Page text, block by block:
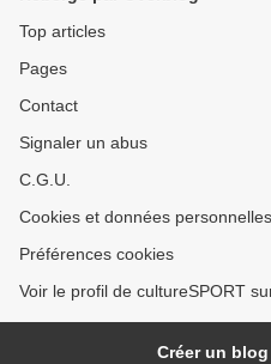
Top articles
Pages
Contact
Signaler un abus
C.G.U.
Cookies et données personnelles
Préférences cookies
Voir le profil de cultureSPORT
Créer un